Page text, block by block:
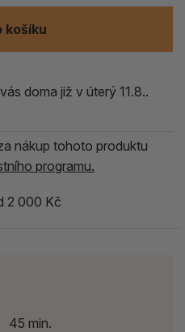
do košíku
doma již v úterý 11.8..
nákup tohoto produktu
programu.
2 000 Kč
45 min.